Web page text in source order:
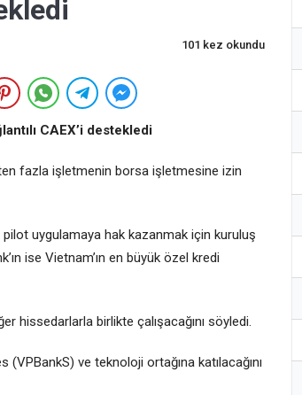
101 kez okundu
CAEX’i destekledi
fazla işletmenin borsa işletmesine izin
uygulamaya hak kazanmak için kuruluş
ise Vietnam’ın en büyük özel kredi
hissedarlarla birlikte çalışacağını söyledi.
ve teknoloji ortağına katılacağını